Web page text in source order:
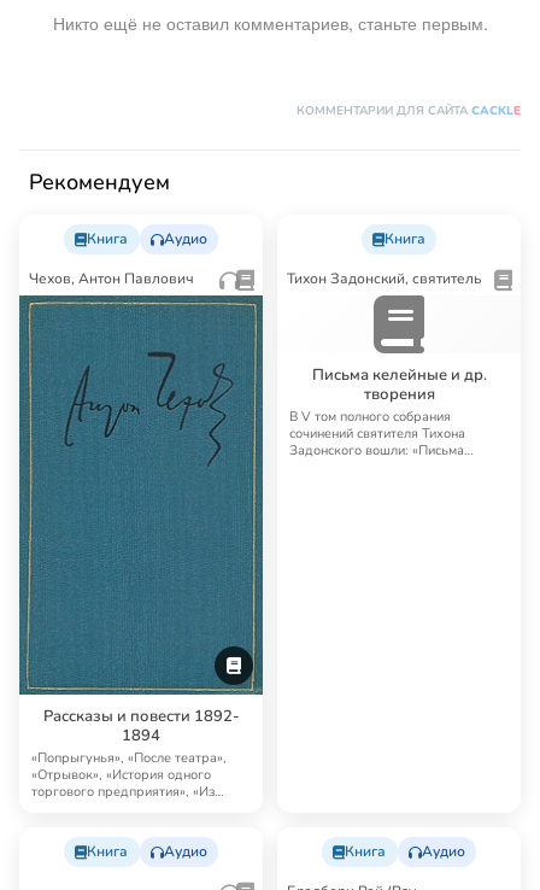
Никто ещё не оставил комментариев, станьте первым.
КОММЕНТАРИИ ДЛЯ САЙТА CACKLE
Рекомендуем
Книга Аудио
Чехов, Антон Павлович
Рассказы и повести 1892-
1894
«Попрыгунья», «После театра»,
«Отрывок», «История одного
торгового предприятия», «Из
Книга
Тихон Задонский, святитель
Письма келейные и др.
творения
В V том полного собрания
сочинений святителя Тихона
Задонского вошли: «Письма
Книга Аудио Книга Аудио